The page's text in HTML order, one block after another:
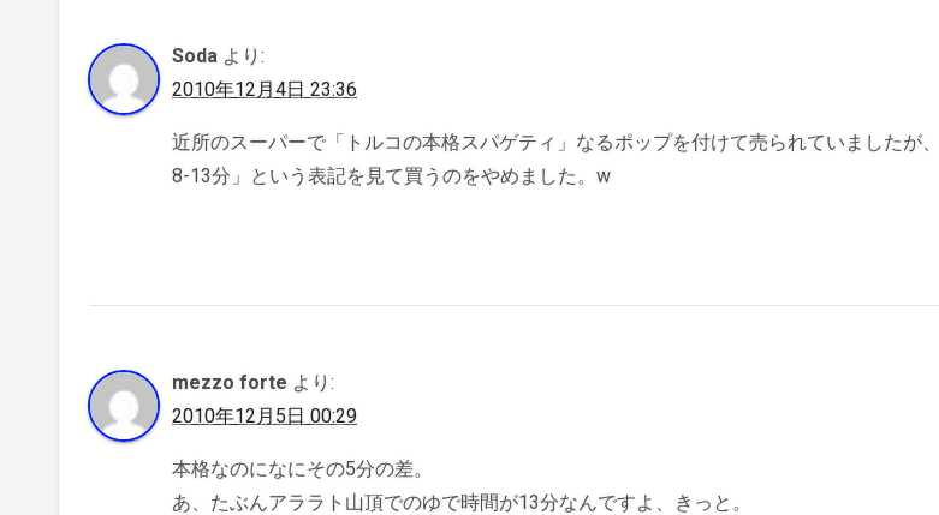
Soda より:
2010年12月4日 23:36
近所のスーパーで「トルコの本格スパゲティ」なるポップを付けて売られていましたが
8-13分」という表記を見て買うのをやめました。w
mezzo forte より:
2010年12月5日 00:29
本格なのになにその5分の差。
あ、たぶんアララト山頂でのゆで時間が13分なんですよ、きっと。